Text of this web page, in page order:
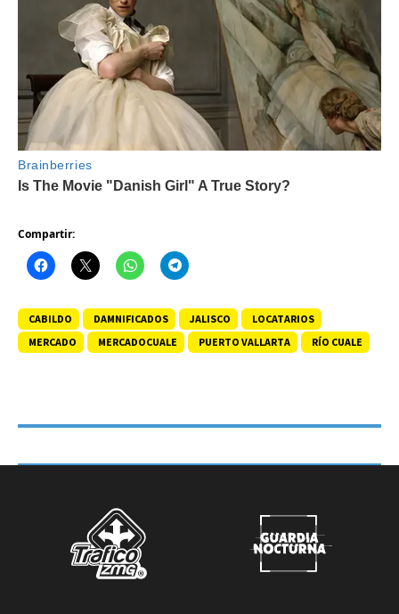
Compartir:
CABILDO DAMNIFICADOS JALISCO
LOCATARIOS
MERCADO
MERCADOCUALE PUERTO VALLARTA RÍO CUALE